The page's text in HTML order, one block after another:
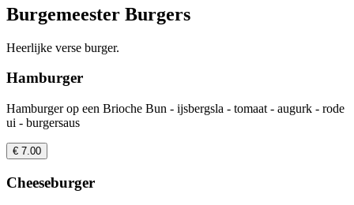
Burgemeester Burgers
Heerlijke verse burger.
Hamburger
Hamburger op een Brioche Bun - ijsbergsla - tomaat - augurk - rode
ui - burgersaus
€ 7.00
Cheeseburger